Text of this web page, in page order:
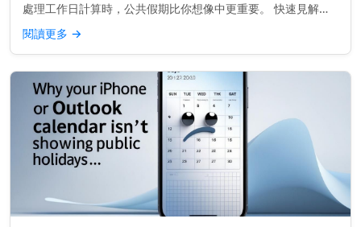
處理工作日計算時，公共假期比你想像中更重要。 快速見解：
公共假期不算作工作日。它們會延長時間表，推遲截止日期，並
影響運輸、銀行...
閱讀更多 →